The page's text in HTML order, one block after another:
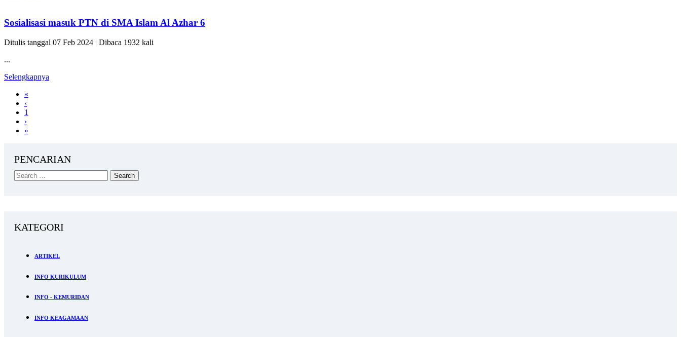
Sosialisasi masuk PTN di SMA Islam Al Azhar 6
Ditulis tanggal 07 Feb 2024 | Dibaca 1932 kali
...
Selengkapnya
«
‹
1
›
»
PENCARIAN
KATEGORI
ARTIKEL
INFO KURIKULUM
INFO - KEMURIDAN
INFO KEAGAMAAN